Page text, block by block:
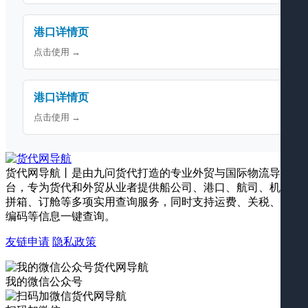
港口详情页
点击使用 →
港口详情页
点击使用 →
货代网导航丨是由九问货代打造的专业外贸与国际物流导航平
台，专为货代和外贸从业者提供船公司、港口、航司、机场、
拼箱、订舱等多项实用查询服务，同时支持运费、关税、海关
编码等信息一键查询。
友链申请 隐私政策
我的微信公众号